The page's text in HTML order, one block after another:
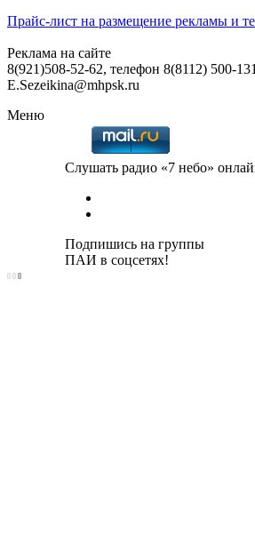
Прайс-лист на размещение рекламы и
Реклама на сайте
8(921)508-52-62, телефон 8(8112) 500-
E.Sezeikina@mhpsk.ru
Меню
Слушать радио «7 небо»
Подпишись на группы
ПАИ в соцсетях!